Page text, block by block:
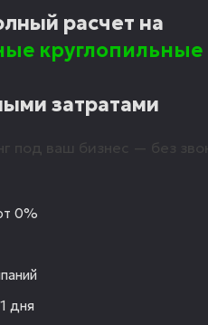
расчет на
затратами
под ваш бизнес — без
0%
дня